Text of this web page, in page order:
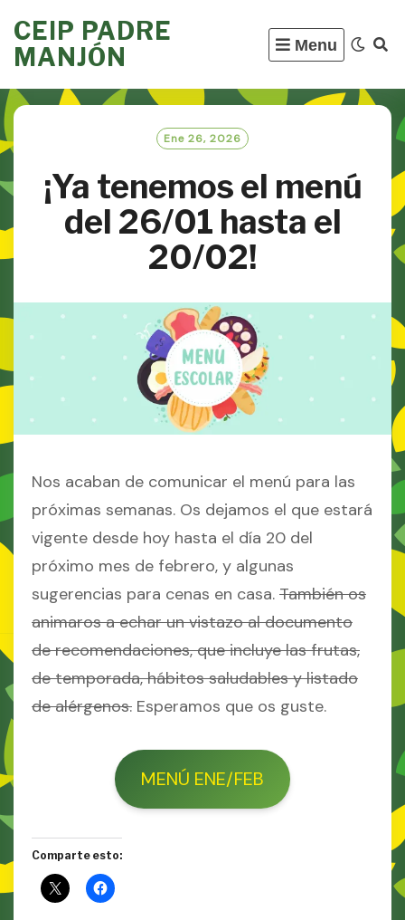
to
content
CEIP PADRE
MANJÓN
Menu
Ene 26, 2026
¡Ya tenemos el menú
del 26/01 hasta el
20/02!
Nos acaban de comunicar el menú para las
próximas semanas. Os dejamos el que estará
vigente desde hoy hasta el día 20 del
próximo mes de febrero, y algunas
sugerencias para cenas en casa. También os
animaros a echar un vistazo al documento
de recomendaciones, que incluye las frutas,
de temporada, hábitos saludables y listado
de alérgenos. Esperamos que os guste.
MENÚ ENE/FEB
Comparte esto: